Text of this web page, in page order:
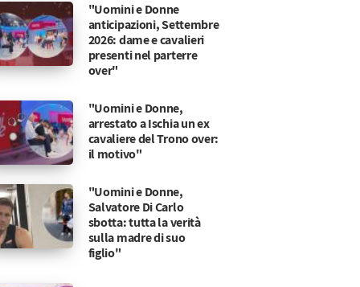
"Uomini e Donne
anticipazioni, Settembre
2026: dame e cavalieri
presenti nel parterre
over"
"Uomini e Donne,
arrestato a Ischia un ex
cavaliere del Trono over:
il motivo"
"Uomini e Donne,
Salvatore Di Carlo
sbotta: tutta la verità
sulla madre di suo
figlio"